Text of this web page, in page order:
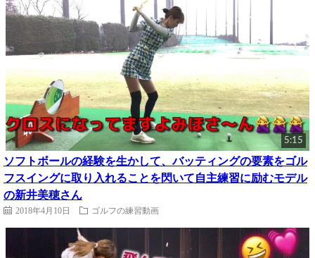
5:15
ソフトボールの経験を生かして、バッティングの要素をゴル
フスイングに取り入れることを閃いて自主練習に励むモデル
の新井美穂さん
2018年4月10日 ゴルフの練習動画